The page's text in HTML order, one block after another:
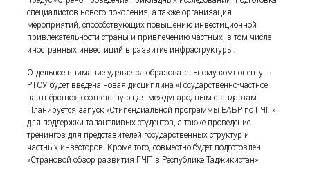
специалистов нового поколения, а также организация
мероприятий, способствующих повышению инвестиционной
привлекательности страны и привлечению частных, в том числе
иностранных инвестиций в развитие инфраструктуры.
Отдельное внимание уделяется образовательному компоненту: в
РТСУ будет введена новая дисциплина «Государственно-частное
партнёрство», соответствующая международным стандартам.
Планируется запуск «Стипендиальной программы ЕАБР по ГЧП»
для поддержки талантливых студентов, а также проведение
тренингов для представителей государственных структур и
частных инвесторов. Кроме того, совместно будет подготовлен
«Страновой обзор развития ГЧП в Республике Таджикистан».